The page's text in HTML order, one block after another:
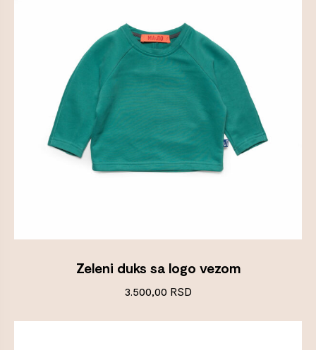
Zeleni duks sa logo vezom
3.500,00 RSD